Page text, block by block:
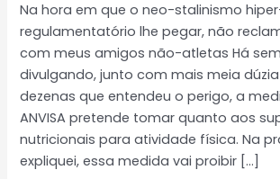
Na hora em que o neo-stalinismo
regulamentatório lhe pegar, não
com meus amigos não-atletas Há
divulgando, junto com mais meia
dezenas que entendeu o perigo, a
ANVISA pretende tomar quanto aos
nutricionais para atividade física. Na
expliquei, essa medida vai proibir […]
hiper-
regulamentatório
lhe
pegar,
não
reclame…
decepção
com